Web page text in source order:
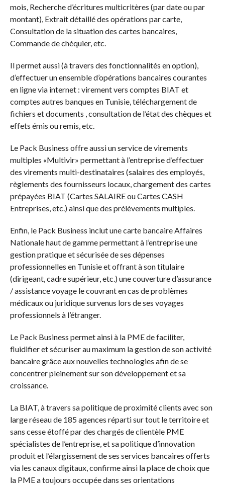
mois, Recherche d’écritures multicritères (par date ou par
montant), Extrait détaillé des opérations par carte,
Consultation de la situation des cartes bancaires,
Commande de chéquier, etc.
Il permet aussi (à travers des fonctionnalités en option),
d’effectuer un ensemble d’opérations bancaires courantes
en ligne via internet : virement vers comptes BIAT et
comptes autres banques en Tunisie, téléchargement de
fichiers et documents , consultation de l’état des chèques et
effets émis ou remis, etc.
Le Pack Business offre aussi un service de virements
multiples «Multivir» permettant à l’entreprise d’effectuer
des virements multi-destinataires (salaires des employés,
règlements des fournisseurs locaux, chargement des cartes
prépayées BIAT (Cartes SALAIRE ou Cartes CASH
Entreprises, etc.) ainsi que des prélèvements multiples.
Enfin, le Pack Business inclut une carte bancaire Affaires
Nationale haut de gamme permettant à l’entreprise une
gestion pratique et sécurisée de ses dépenses
professionnelles en Tunisie et offrant à son titulaire
(dirigeant, cadre supérieur, etc.) une couverture d’assurance
/ assistance voyage le couvrant en cas de problèmes
médicaux ou juridique survenus lors de ses voyages
professionnels à l’étranger.
Le Pack Business permet ainsi à la PME de faciliter,
fluidifier et sécuriser au maximum la gestion de son activité
bancaire grâce aux nouvelles technologies afin de se
concentrer pleinement sur son développement et sa
croissance.
La BIAT, à travers sa politique de proximité clients avec son
large réseau de 185 agences réparti sur tout le territoire et
sans cesse étoffé par des chargés de clientèle PME
spécialistes de l’entreprise, et sa politique d’innovation
produit et l’élargissement de ses services bancaires offerts
via les canaux digitaux, confirme ainsi la place de choix que
la PME a toujours occupée dans ses orientations